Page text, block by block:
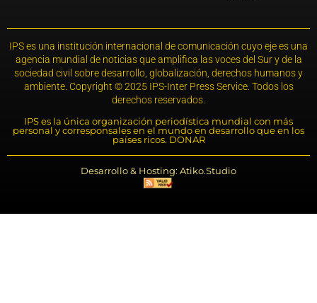
IPS es una institución internacional de comunicación cuyo eje es una
agencia mundial de noticias que amplifica las voces del Sur y de la
sociedad civil sobre desarrollo, globalización, derechos humanos y
ambiente. Copyright © 2025 IPS-Inter Press Service. Todos los
derechos reservados.
IPS es la única organización periodística mundial con más
personal y corresponsales en el mundo en desarrollo que en los
países ricos. DONAR
Desarrollo & Hosting: Atiko.Studio